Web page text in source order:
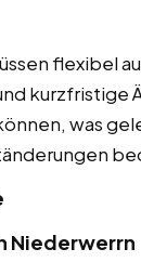
flexibel
kurzfristige
was
Niederwerrn